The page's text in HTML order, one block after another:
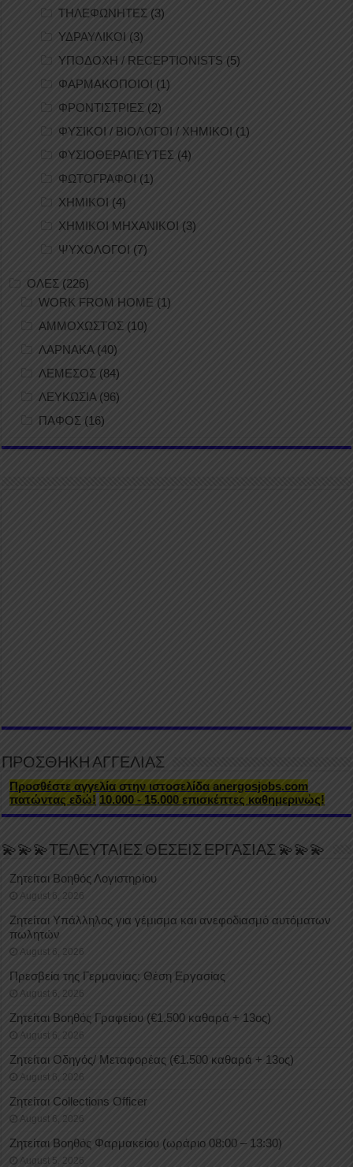
ΤΗΛΕΦΩΝΗΤΕΣ (3)
ΥΔΡΑΥΛΙΚΟΙ (3)
ΥΠΟΔΟΧΗ / RECEPTIONISTS (5)
ΦΑΡΜΑΚΟΠΟΙΟΙ (1)
ΦΡΟΝΤΙΣΤΡΙΕΣ (2)
ΦΥΣΙΚΟΙ / ΒΙΟΛΟΓΟΙ / ΧΗΜΙΚΟΙ (1)
ΦΥΣΙΟΘΕΡΑΠΕΥΤΕΣ (4)
ΦΩΤΟΓΡΑΦΟΙ (1)
ΧΗΜΙΚΟΙ (4)
ΧΗΜΙΚΟΙ ΜΗΧΑΝΙΚΟΙ (3)
ΨΥΧΟΛΟΓΟΙ (7)
ΟΛΕΣ (226)
WORK FROM HOME (1)
ΑΜΜΟΧΩΣΤΟΣ (10)
ΛΑΡΝΑΚΑ(40)
ΛΕΜΕΣΟΣ (84)
ΛΕΥΚΩΣΙΑ(96)
ΠΑΦΟΣ (16)
ΠΡΟΣΘΗΚΗ ΑΓΓΕΛΙΑΣ
Προσθέστε αγγελία στην ιστοσελίδα anergosjobs.com
πατώντας εδώ! 10.000 - 15.000 επισκέπτες καθημερινώς!
💫💫💫ΤΕΛΕΥΤΑΙΕΣ ΘΕΣΕΙΣ ΕΡΓΑΣΙΑΣ 💫💫💫
Ζητείται Βοηθός Λογιστηρίου
August 6, 2026
Ζητείται Υπάλληλος για γέμισμα και ανεφοδιασμό αυτόματων
πωλητών
August 6, 2026
Πρεσβεία της Γερμανίας: Θέση Εργασίας
August 6, 2026
Ζητείται Βοηθός Γραφείου (€1.500 καθαρά + 13ος)
August 6, 2026
Ζητείται Οδηγός/ Μεταφορέας (€1.500 καθαρά + 13ος)
August 6, 2026
Ζητείται Collections Officer
August 6, 2026
Ζητείται Βοηθός Φαρμακείου (ωράριο 08:00 – 13:30)
August 5, 2026